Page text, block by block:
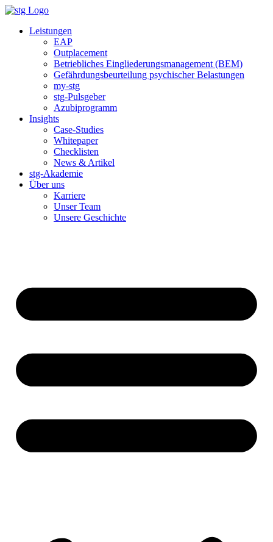
Zum
springenLeistungen
EAP
Outplacement
Betriebliches Eingliederungsmanagement (BEM)
Gefährdungsbeurteilung psychischer Belastungen
my-stg
stg-Pulsgeber
Azubiprogramm
Insights
Case-Studies
Whitepaper
Checklisten
News & Artikel
stg-Akademie
Über uns
Karriere
Unser Team
Unsere Geschichte